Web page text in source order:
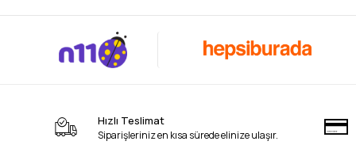
Hızlı Teslimat
Siparişleriniz en kısa sürede elinize ulaşır.